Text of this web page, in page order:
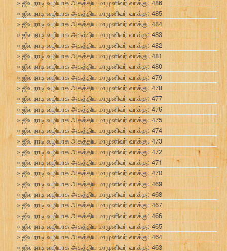
ஜீவ நாடி வழியாக அகத்திய மாமுனிவர் வாக்கு: 486
ஜீவ நாடி வழியாக அகத்திய மாமுனிவர் வாக்கு: 485
ஜீவ நாடி வழியாக அகத்திய மாமுனிவர் வாக்கு: 484
ஜீவ நாடி வழியாக அகத்திய மாமுனிவர் வாக்கு: 483
ஜீவ நாடி வழியாக அகத்திய மாமுனிவர் வாக்கு: 482
ஜீவ நாடி வழியாக அகத்திய மாமுனிவர் வாக்கு: 481
ஜீவ நாடி வழியாக அகத்திய மாமுனிவர் வாக்கு: 480
ஜீவ நாடி வழியாக அகத்திய மாமுனிவர் வாக்கு: 479
ஜீவ நாடி வழியாக அகத்திய மாமுனிவர் வாக்கு: 478
ஜீவ நாடி வழியாக அகத்திய மாமுனிவர் வாக்கு: 477
ஜீவ நாடி வழியாக அகத்திய மாமுனிவர் வாக்கு: 476
ஜீவ நாடி வழியாக அகத்திய மாமுனிவர் வாக்கு: 475
ஜீவ நாடி வழியாக அகத்திய மாமுனிவர் வாக்கு: 474
ஜீவ நாடி வழியாக அகத்திய மாமுனிவர் வாக்கு: 473
ஜீவ நாடி வழியாக அகத்திய மாமுனிவர் வாக்கு: 472
ஜீவ நாடி வழியாக அகத்திய மாமுனிவர் வாக்கு: 471
ஜீவ நாடி வழியாக அகத்திய மாமுனிவர் வாக்கு: 470
ஜீவ நாடி வழியாக அகத்திய மாமுனிவர் வாக்கு: 469
ஜீவ நாடி வழியாக அகத்திய மாமுனிவர் வாக்கு: 468
ஜீவ நாடி வழியாக அகத்திய மாமுனிவர் வாக்கு: 467
ஜீவ நாடி வழியாக அகத்திய மாமுனிவர் வாக்கு: 466
ஜீவ நாடி வழியாக அகத்திய மாமுனிவர் வாக்கு: 465
ஜீவ நாடி வழியாக அகத்திய மாமுனிவர் வாக்கு: 464
ஜீவ நாடி வழியாக அகத்திய மாமுனிவர் வாக்கு: 463